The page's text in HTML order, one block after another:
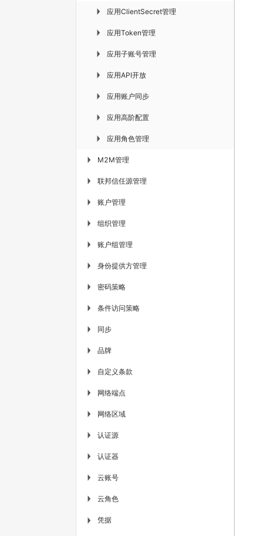
▶ 应用ClientSecret管理
▶ 应用Token管理
▶ 应用子账号管理
▶ 应用API开放
▶ 应用账户同步
▶ 应用高阶配置
▶ 应用角色管理
▶ M2M管理
▶ 联邦信任源管理
▶ 账户管理
▶ 组织管理
▶ 账户组管理
▶ 身份提供方管理
▶ 密码策略
▶ 条件访问策略
▶ 同步
▶ 品牌
▶ 自定义条款
▶ 网络端点
▶ 网络区域
▶ 认证源
▶ 认证器
▶ 云账号
▶ 云角色
▶ 凭据